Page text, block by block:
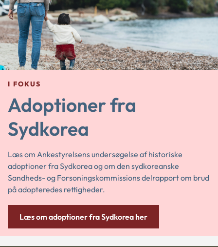
I FOKUS
Adoptioner fra
Sydkorea
Læs om Ankestyrelsens undersøgelse af historiske
adoptioner fra Sydkorea og om den sydkoreanske
Sandheds- og Forsoningskommissions delrapport om brud
på adopteredes rettigheder.
Læs om adoptioner fra Sydkorea her